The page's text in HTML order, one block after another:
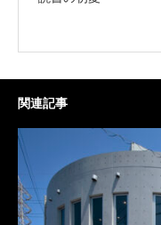
関連記事